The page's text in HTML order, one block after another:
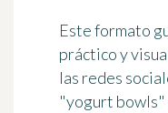
Este formato
práctico y
las redes
"yogurt bowls"